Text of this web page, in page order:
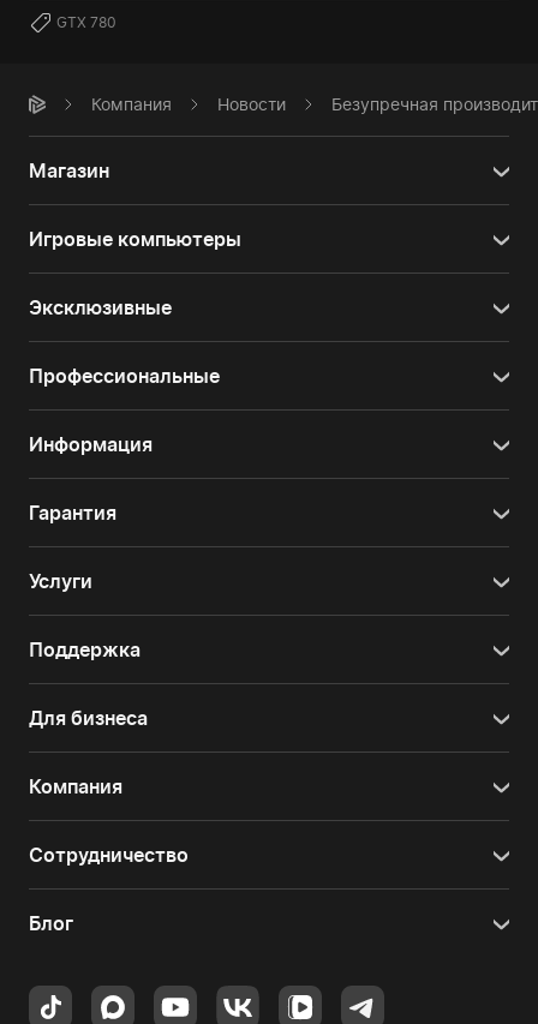
GTX 780
Компания Новости Безупречная
Магазин
Игровые компьютеры
Эксклюзивные
Профессиональные
Информация
Гарантия
Услуги
Поддержка
Для бизнеса
Компания
Сотрудничество
Блог